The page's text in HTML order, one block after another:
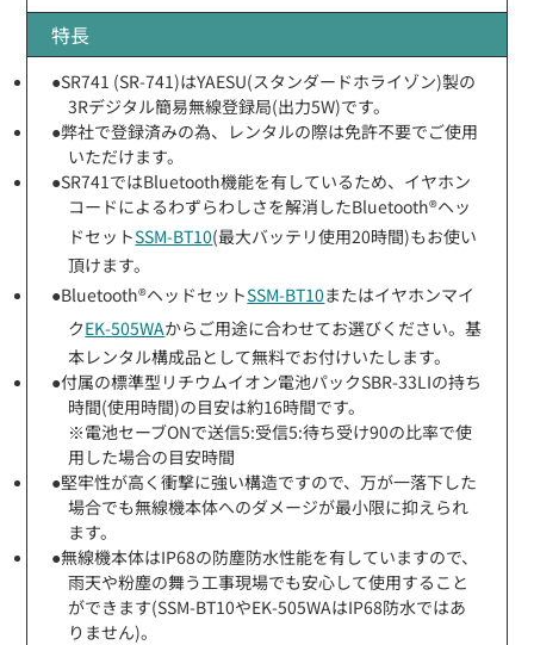
特長
●SR741 (SR-741)はYAESU(スタンダードホライゾン)製の
3Rデジタル簡易無線登録局(出力5W)です。
●弊社で登録済みの為、レンタルの際は免許不要でご使用
いただけます。
●SR741ではBluetooth機能を有しているため、イヤホン
コードによるわずらわしさを解消したBluetooth®ヘッ
ドセットSSM-BT10(最大バッテリ使用20時間)もお使い
頂けます。
●Bluetooth®ヘッドセットSSM-BT10またはイヤホンマイ
クEK-505WAからご用途に合わせてお選びください。基
本レンタル構成品として無料でお付けいたします。
●付属の標準型リチウムイオン電池パックSBR-33LIの持ち
時間(使用時間)の目安は約16時間です。
※電池セーブONで送信5:受信5:待ち受け90の比率で使
用した場合の目安時間
●堅牢性が高く衝撃に強い構造ですので、万が一落下した
場合でも無線機本体へのダメージが最小限に抑えられ
ます。
●無線機本体はIP68の防塵防水性能を有していますので、
雨天や粉塵の舞う工事現場でも安心して使用すること
ができます(SSM-BT10やEK-505WAはIP68防水ではあ
りません)。